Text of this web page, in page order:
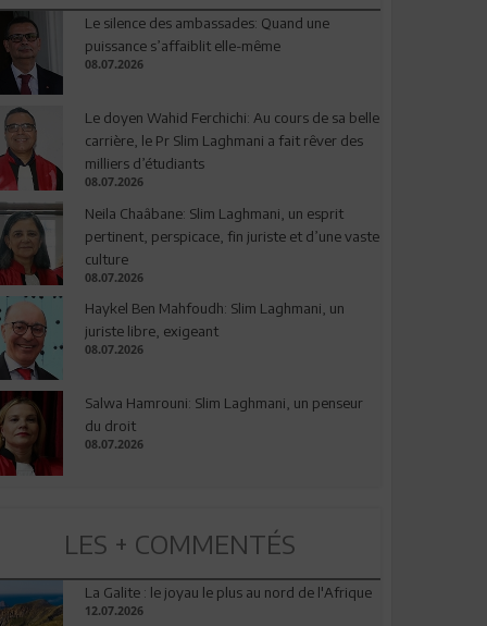
Le silence des ambassades: Quand une
puissance s’affaiblit elle-même
08.07.2026
Le doyen Wahid Ferchichi: Au cours de sa belle
carrière, le Pr Slim Laghmani a fait rêver des
milliers d’étudiants
08.07.2026
Neila Chaâbane: Slim Laghmani, un esprit
pertinent, perspicace, fin juriste et d’une vaste
culture
08.07.2026
Haykel Ben Mahfoudh: Slim Laghmani, un
juriste libre, exigeant
08.07.2026
Salwa Hamrouni: Slim Laghmani, un penseur
du droit
08.07.2026
LES + COMMENTÉS
La Galite : le joyau le plus au nord de l'Afrique
12.07.2026